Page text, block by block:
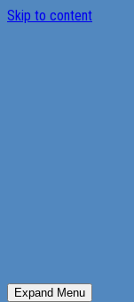
Skip to content
Expand Menu